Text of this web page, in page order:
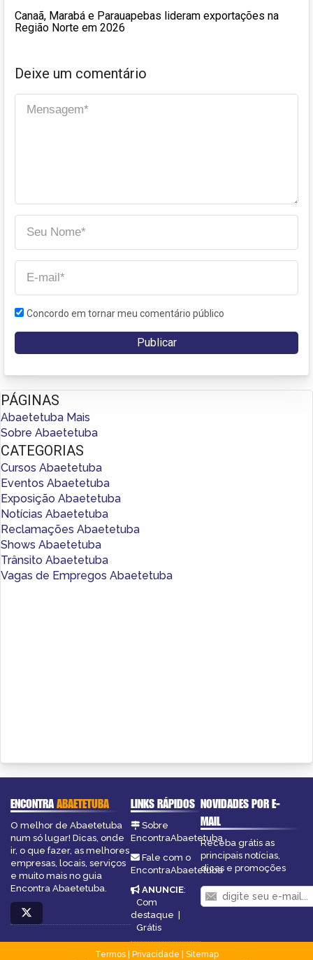
Canaã, Marabá e Parauapebas lideram exportações na
Região Norte em 2026
Deixe um comentário
Concordo em tornar meu comentário público
PÁGINAS
Abaetetuba Mais
Sobre Abaetetuba
CATEGORIAS
Cursos Abaetetuba
Eventos Abaetetuba
Exposição Abaetetuba
Notícias Abaetetuba
Reclamações Abaetetuba
Shows Abaetetuba
Trânsito Abaetetuba
Vagas de Empregos Abaetetuba
ENCONTRAABAETETUBA
O melhor de Abaetetuba
num só lugar! Dicas, onde
ir, o que fazer, as melhores
empresas, locais, serviços
e muito mais no guia
Encontra Abaetetuba.
LINKS RÁPIDOS
Sobre
EncontraAbaetetuba
Fale com o
EncontraAbaetetuba
ANUNCIE:
Com
destaque
Grátis
NOVIDADES POR E-
MAIL
Receba grátis as
principais notícias,
dicas e promoções
Termos| Privacidade
Sitemap